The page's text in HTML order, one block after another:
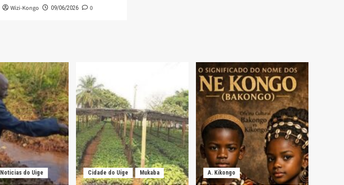
Wizi-Kongo 09/06/2026 0
Noticias do Uige Cidade do Uíge Mukaba A. Kikongo